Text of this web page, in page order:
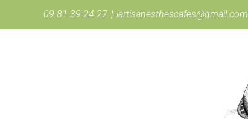
09 81 39 24 27 | lartisanesthescafes@gmail.com